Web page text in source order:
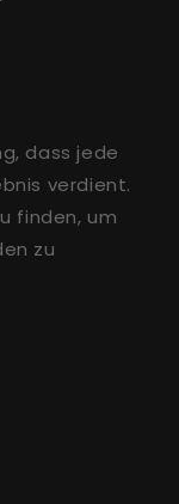
dass jede
verdient.
finden, um
zu